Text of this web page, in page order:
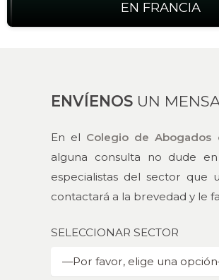
EN FRANCIA
ENVÍENOS UN
En el Colegio de Abogados
alguna consulta no dude
especialistas del sector que
contactará a la brevedad y le
SELECCIONAR SECTOR